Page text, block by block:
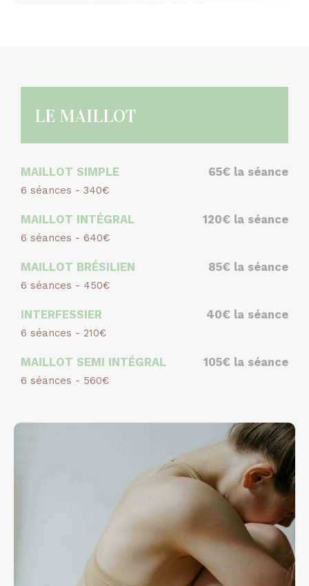
LE MAILLOT
65€ la séance
MAILLOT SIMPLE
6 séances - 340€
120€ la séance
MAILLOT INTÉGRAL
6 séances - 640€
85€ la séance
MAILLOT BRÉSILIEN
6 séances - 450€
40€ la séance
INTERFESSIER
6 séances - 210€
105€ la séance
MAILLOT SEMI INTÉGRAL
6 séances - 560€